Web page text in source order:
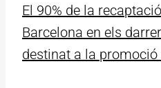
El 90% de la
Barcelona en els
destinat a la